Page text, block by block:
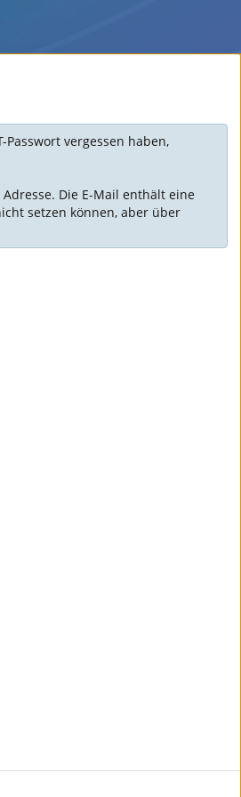
Passwort vergessen haben,
Die E-Mail enthält eine
setzen können, aber über